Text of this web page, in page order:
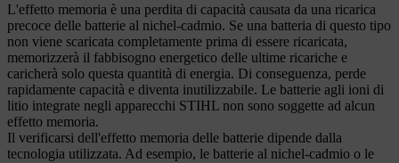
L'effetto memoria è una perdita di capacità causata da una ricarica
precoce delle batterie al nichel-cadmio. Se una batteria di questo tipo
non viene scaricata completamente prima di essere ricaricata,
memorizzerà il fabbisogno energetico delle ultime ricariche e
caricherà solo questa quantità di energia. Di conseguenza, perde
rapidamente capacità e diventa inutilizzabile. Le batterie agli ioni di
litio integrate negli apparecchi STIHL non sono soggette ad alcun
effetto memoria.
Il verificarsi dell'effetto memoria delle batterie dipende dalla
tecnologia utilizzata. Ad esempio, le batterie al nichel-cadmio o le